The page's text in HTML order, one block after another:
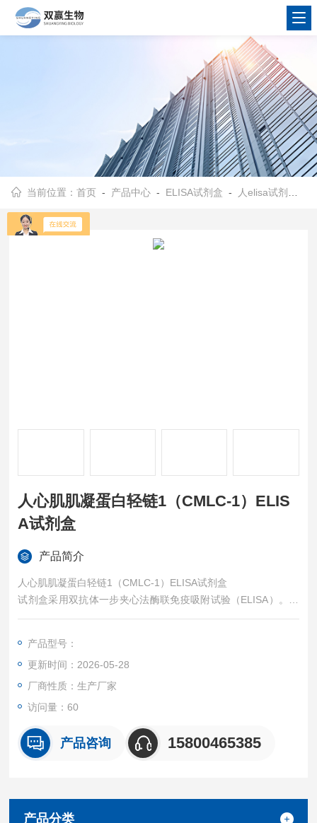
当前位置：首页 - 产品中心 - ELISA试剂盒 - 人elisa试剂盒
人心肌肌凝蛋白轻链1（CMLC-1）ELIS
A试剂盒
产品简介
人心肌肌凝蛋白轻链1（CMLC-1）ELISA试剂盒
试剂盒采用双抗体一步夹心法酶联免疫吸附试验（ELISA）。往
预先包被锁链素（DES）抗体的包被微孔中，依次加入标本、标
色，TMB在过氧化物酶的催化下转化成蓝色，并在酸的作用下转
化成最终的黄色。颜色的深浅和样品中的锁链素（DES）呈正相
关。
产品型号：
更新时间：2026-05-28
厂商性质：生产厂家
访问量：60
产品咨询 15800465385
产品分类